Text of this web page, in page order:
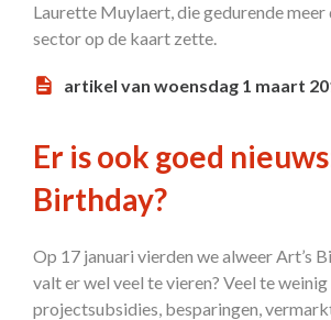
Laurette Muylaert, die gedurende meer
sector op de kaart zette.
artikel van woensdag 1 maart
Er is ook goed
Birthday?
Op 17 januari vierden we alweer Art’s
valt er wel veel te vieren? Veel te
projectsubsidies, besparingen,